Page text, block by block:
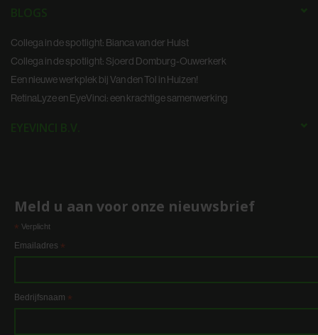
BLOGS
Collega in de spotlight: Bianca van der Hulst
Collega in de spotlight: Sjoerd Domburg-Ouwerkerk
Een nieuwe werkplek bij Van den Tol in Huizen!
RetinaLyze en EyeVinci: een krachtige samenwerking
EYEVINCI B.V.
Meld u aan voor onze nieuwsbrief
* Verplicht
Emailadres *
Bedrijfsnaam *